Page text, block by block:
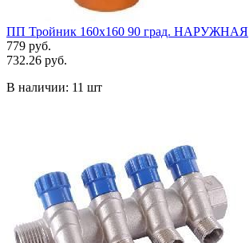
ПП Тройник 160х160 90 град. НАРУЖНАЯ
779 руб.
732.26 руб.
В наличии: 11 шт